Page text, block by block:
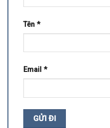
Tên *
Email *